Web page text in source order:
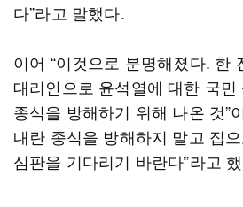
다”라고 말했다.
이어 “이것으로 분명해졌다. 한
대리인으로 윤석열에 대한 국
종식을 방해하기 위해 나온 것”
내란 종식을 방해하지 말고 집
심판을 기다리기 바란다”라고